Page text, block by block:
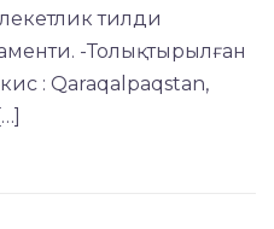
тилди
-Толықтырылған
: Qaraqalpaqstan,